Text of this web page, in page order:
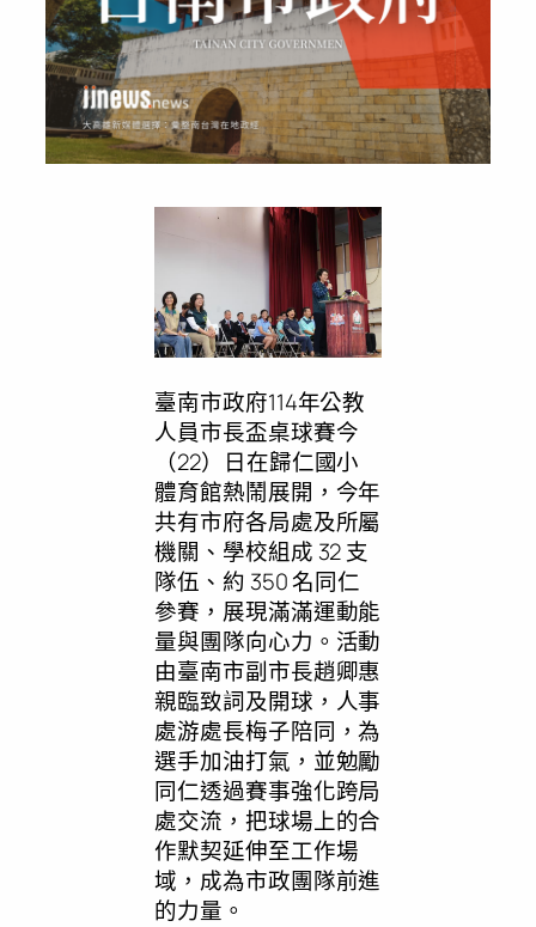
臺南市政府114年公教
人員市長盃桌球賽今
（22）日在歸仁國小
體育館熱鬧展開，今年
共有市府各局處及所屬
機關、學校組成 32 支
隊伍、約 350 名同仁
參賽，展現滿滿運動能
量與團隊向心力。活動
由臺南市副市長趙卿惠
親臨致詞及開球，人事
處游處長梅子陪同，為
選手加油打氣，並勉勵
同仁透過賽事強化跨局
處交流，把球場上的合
作默契延伸至工作場
域，成為市政團隊前進
的力量。